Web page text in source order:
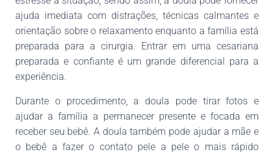
ajuda imediata com distrações, técnicas calmantes e
orientação sobre o relaxamento enquanto a família está
preparada para a cirurgia. Entrar em uma cesariana
preparada e confiante é um grande diferencial para a
experiência.
Durante o procedimento, a doula pode tirar fotos e
ajudar a família a permanecer presente e focada em
receber seu bebê. A doula também pode ajudar a mãe e
o bebê a fazer o contato pele a pele o mais rápido